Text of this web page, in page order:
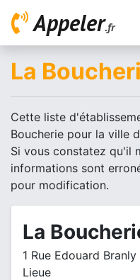
Appeler.fr
La
Cette liste
Boucherie pour la ville
Si vous constatez qu'il
informations sont
pour modification.
La
1 Rue Edouard
Lieue